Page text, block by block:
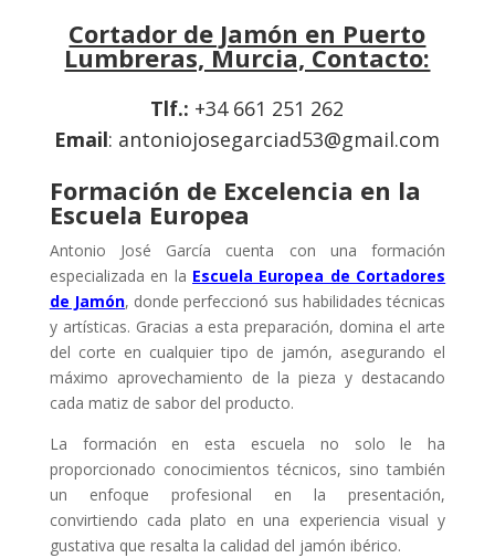
Cortador de Jamón en Puerto
Lumbreras, Murcia, Contacto:
Tlf.: +34 661 251 262
Email: antoniojosegarciad53@gmail.com
Formación de Excelencia en la
Escuela Europea
Antonio José García cuenta con una formación
especializada en la Escuela Europea de Cortadores
de Jamón, donde perfeccionó sus habilidades técnicas
y artísticas. Gracias a esta preparación, domina el arte
del corte en cualquier tipo de jamón, asegurando el
máximo aprovechamiento de la pieza y destacando
cada matiz de sabor del producto.
La formación en esta escuela no solo le ha
proporcionado conocimientos técnicos, sino también
un enfoque profesional en la presentación,
convirtiendo cada plato en una experiencia visual y
gustativa que resalta la calidad del jamón ibérico.